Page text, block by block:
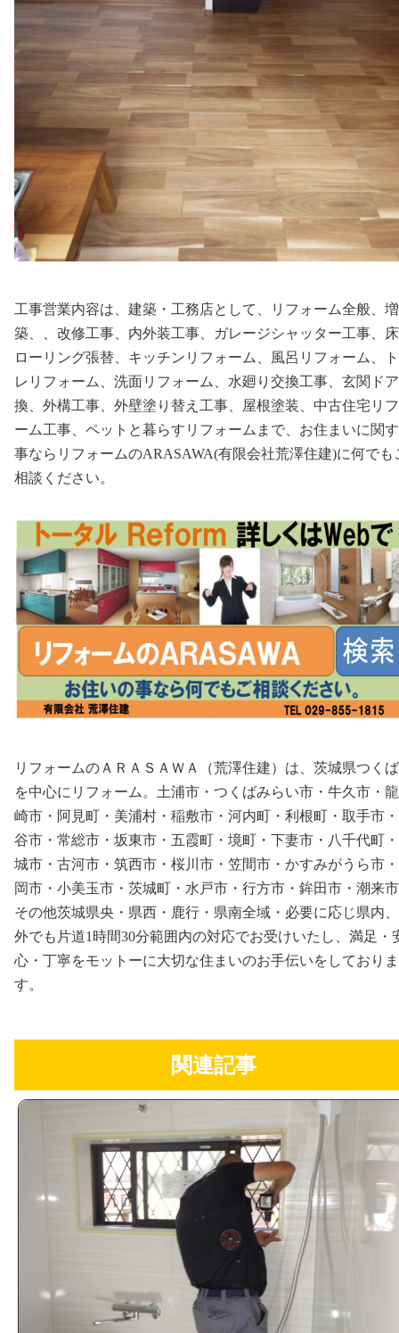
工事営業内容は、建築・工務店として、リフォーム全般、
築、、改修工事、内外装工事、ガレージシャッター工事、
ローリング張替、キッチンリフォーム、風呂リフォーム、
レリフォーム、洗面リフォーム、水廻り交換工事、玄関ド
換、外構工事、外壁塗り替え工事、屋根塗装、中古住宅リ
ーム工事、ペットと暮らすリフォームまで、お住まいに関
事ならリフォームのARASAWA(有限会社荒澤住建)に何でも
相談ください。
リフォームのＡＲＡＳＡＷＡ（荒澤住建）は、茨城県つく
を中心にリフォーム。土浦市・つくばみらい市・牛久市・
崎市・阿見町・美浦村・稲敷市・河内町・利根町・取手市
谷市・常総市・坂東市・五霞町・境町・下妻市・八千代町
城市・古河市・筑西市・桜川市・笠間市・かすみがうら市
岡市・小美玉市・茨城町・水戸市・行方市・鉾田市・潮来
その他茨城県央・県西・鹿行・県南全域・必要に応じ県内
外でも片道1時間30分範囲内の対応でお受けいたし、満足・
心・丁寧をモットーに大切な住まいのお手伝いをしておりま
す。
関連記事